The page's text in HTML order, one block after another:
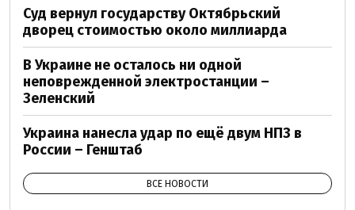
Суд вернул государству Октябрьский
дворец стоимостью около миллиарда
В Украине не осталось ни одной
неповрежденной электростанции –
Зеленский
Украина нанесла удар по ещё двум НПЗ в
России – Генштаб
ВСЕ НОВОСТИ